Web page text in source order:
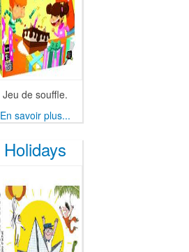
Jeu de souffle.
En savoir plus...
Holidays